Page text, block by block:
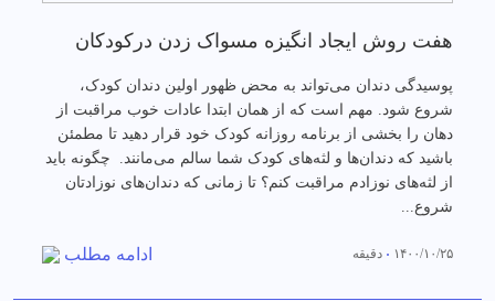
هفت روش ایجاد انگیزه‌ مسواک زدن درکودکان
پوسیدگی دندان می‌تواند به محض ظهور اولین دندان کودک،
شروع شود. مهم است که از همان ابتدا عادات خوب مراقبت از
دهان را بخشی از برنامه روزانه کودک خود قرار دهید تا مطمئن
باشید که دندان‌ها و لثه‌های کودک شما سالم می‌مانند. چگونه باید
از لثه‌های نوزادم مراقبت کنم؟ تا زمانی که دندان‌های نوزادتان
شروع...
۱۴۰۰/۱۰/۲۵ دقیقه ادامه مطلب